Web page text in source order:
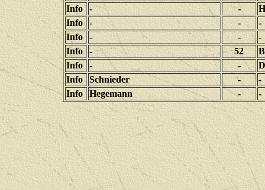
Info
- -
Info
- -
-
Info
- -
-
Info
- 52
Info
- -
Info
Schnieder -
-
Info
Hegemann - -